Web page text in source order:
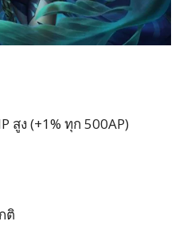
สูง (+1% ทุก 500AP)
ติ